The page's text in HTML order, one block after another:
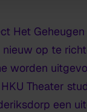
Het
op te
worden
Theater
een